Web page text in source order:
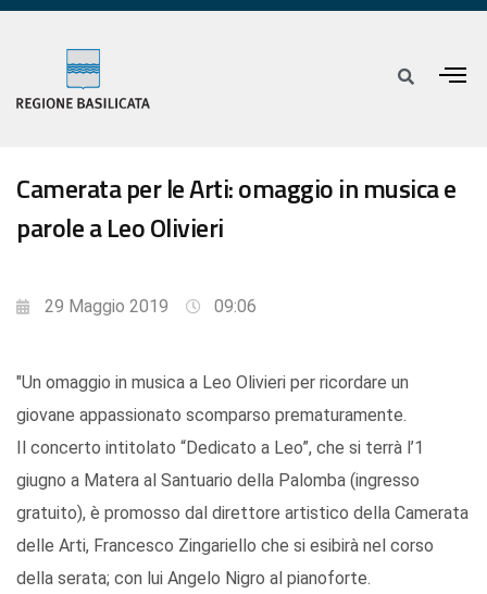
Camerata per le Arti: omaggio in musica e
parole a Leo Olivieri
29 Maggio 2019 09:06
"Un omaggio in musica a Leo Olivieri per ricordare un
giovane appassionato scomparso prematuramente.
Il concerto intitolato “Dedicato a Leo”, che si terrà l’1
giugno a Matera al Santuario della Palomba (ingresso
gratuito), è promosso dal direttore artistico della Camerata
delle Arti, Francesco Zingariello che si esibirà nel corso
della serata; con lui Angelo Nigro al pianoforte.